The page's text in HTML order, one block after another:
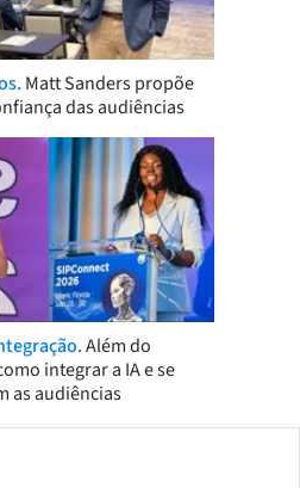
Matt Sanders propõe
das audiências
Além do
integrar a IA e se
as audiências